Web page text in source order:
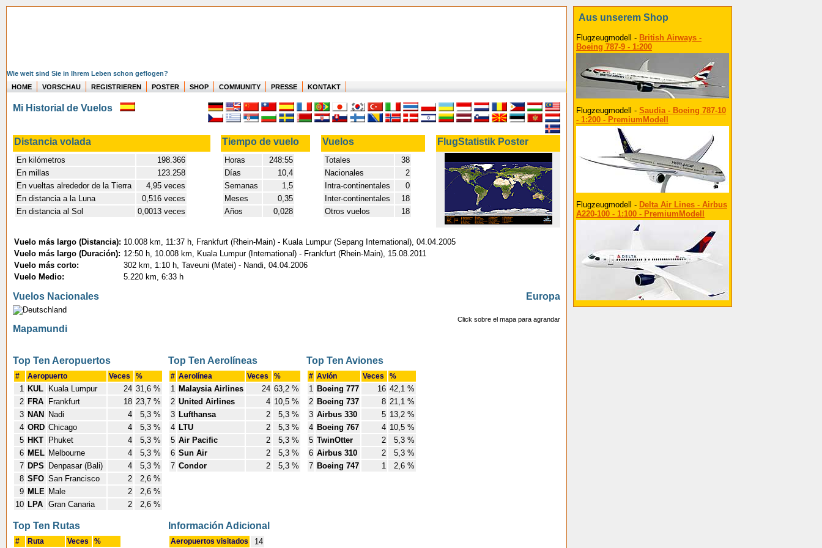
Wie weit sind Sie in Ihrem Leben schon geflogen?
HOME
VORSCHAU REGISTRIEREN POSTER SHOP COMMUNITY PRESSE KONTAKT
Mi Historial de Vuelos
Distancia volada Tiempo de vuelo Vuelos FlugStatistik Poster
En kilómetros
198.366
En millas
123.258
En vueltas alrededor de la Tierra
4,95 veces
En distancia a la Luna
0,516 veces
En distancia al Sol
0,0013 veces
Horas
248:55
Días
10,4
Semanas
1,5
Meses
0,35
Años
0,028
Totales
38
Nacionales
2
Intra-continentales
0
Inter-continentales
18
Otros vuelos
18
Vuelo más largo (Distancia): 10.008 km, 11:37 h, Frankfurt (Rhein-Main) - Kuala Lumpur (Sepang International), 04.04.2005
Vuelo más largo (Duración): 12:50 h, 10.008 km, Kuala Lumpur (International) - Frankfurt (Rhein-Main), 15.08.2011
Vuelo más corto:
302 km, 1:10 h, Taveuni (Matei) - Nandi, 04.04.2006
Vuelo Medio:
5.220 km, 6:33 h
Vuelos Nacionales Europa
Click sobre el mapa para agrandar
Mapamundi
Top Ten Aeropuertos
# Aeropuerto Veces %
1 KUL Kuala Lumpur 24 31,6 %
2 FRA Frankfurt 18 23,7 %
3 NAN Nadi 4
5,3 %
4 ORD Chicago 4
5,3 %
5 HKT Phuket 4
5,3 %
6 MEL Melbourne 4
5,3 %
7 DPS Denpasar (Bali) 4
5,3 %
8 SFO San Francisco 2
2,6 %
9 MLE Male 2
2,6 %
10 LPA Gran Canaria 2 2,6 %
Top Ten Aerolíneas
# Aerolínea Veces %
1 Malaysia Airlines 24 63,2 %
2 United Airlines 4 10,5 %
3 Lufthansa 2
5,3 %
4 LTU 2
5,3 %
5 Air Pacific 2
5,3 %
6 Sun Air 2
5,3 %
7 Condor 2 5,3 %
Top Ten Aviones
# Avión Veces %
1 Boeing 777 16 42,1 %
2 Boeing 737 8 21,1 %
3 Airbus 330 5 13,2 %
4 Boeing 767 4 10,5 %
5 TwinOtter 2
5,3 %
6 Airbus 310 2
5,3 %
7 Boeing 747 1 2,6 %
Top Ten Rutas
# Ruta Veces %
Información Adicional
Aeropuertos visitados 14
Aus unserem Shop
Flugzeugmodell - British Airways -
Boeing 787-9 - 1:200
Flugzeugmodell - Saudia - Boeing 787-10
- 1:200 - PremiumModell
Flugzeugmodell - Delta Air Lines - Airbus
A220-100 - 1:100 - PremiumModell